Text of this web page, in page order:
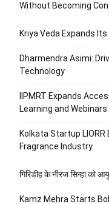
Without Becoming
Kriya Veda Expands
Dharmendra Asimi:
Technology
IIPMRT Expands
Learning and Webinars
Kolkata Startup LIORR
Fragrance Industry
गिरिडीह के नीरज सिन्हा को
Kamz Mehra Starts